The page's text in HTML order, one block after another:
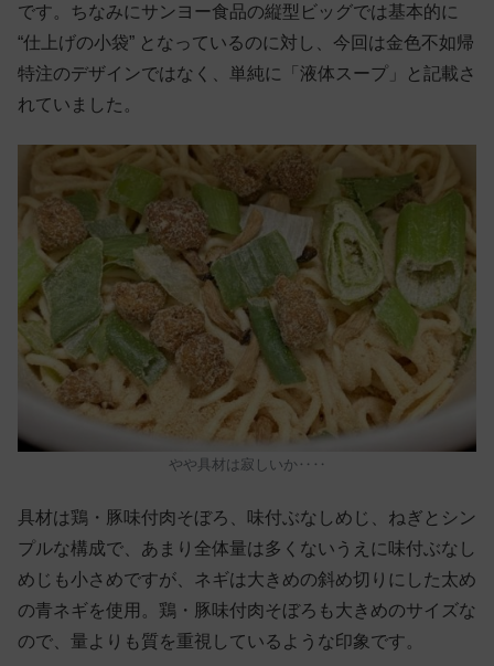
です。ちなみにサンヨー食品の縦型ビッグでは基本的に
“仕上げの小袋” となっているのに対し、今回は金色不如帰
特注のデザインではなく、単純に「液体スープ」と記載さ
れていました。
やや具材は寂しいか‥‥
具材は鶏・豚味付肉そぼろ、味付ぶなしめじ、ねぎとシン
プルな構成で、あまり全体量は多くないうえに味付ぶなし
めじも小さめですが、ネギは大きめの斜め切りにした太め
の青ネギを使用。鶏・豚味付肉そぼろも大きめのサイズな
ので、量よりも質を重視しているような印象です。